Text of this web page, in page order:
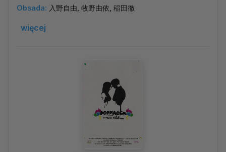
Obsada: 入野自由, 牧野由依, 稲田徹
więcej